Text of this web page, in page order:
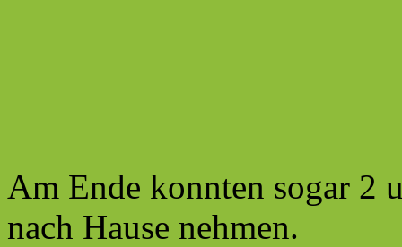
Am Ende konnten sogar 2
nach Hause nehmen.